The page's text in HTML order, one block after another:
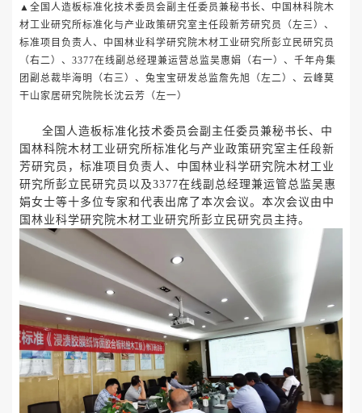
▲全国人造板标准化技术委员会副主任委员兼秘书长、中国林科院木
材工业研究所标准化与产业政策研究室主任段新芳研究员（左三）、
标准项目负责人、中国林业科学研究院木材工业研究所彭立民研究员
（右二）、3377在线副总经理兼运营总监吴惠娟（右一）、千年舟集
团副总裁毕海明（右三）、兔宝宝研发总监詹先旭（左二）、云峰莫
干山家居研究院院长沈云芳（左一）
全国人造板标准化技术委员会副主任委员兼秘书长、中
国林科院木材工业研究所标准化与产业政策研究室主任段新
芳研究员，标准项目负责人、中国林业科学研究院木材工业
研究所彭立民研究员以及3377在线副总经理兼运管总监吴惠
娟女士等十多位专家和代表出席了本次会议。本次会议由中
国林业科学研究院木材工业研究所彭立民研究员主持。